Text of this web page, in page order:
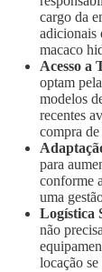
cargo da
adicionais
macaco
Acesso a
optam
modelos
recentes
compra
para
conforme
uma
Logística
não
locação